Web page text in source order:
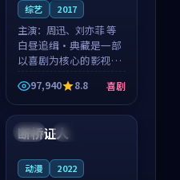
综艺 2017
主演： 周迅、刘亦菲 等
白昼追缉·典藏是一部
以喜剧为核心的影视作
品，围绕危机、反转与
人物成长展开，整体节
奏紧凑，值得推荐观
看。
97,940 8.8 喜剧
韩国 院线
断桥证人
动漫 2022